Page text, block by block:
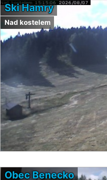
Ski Hamry
Nad kostelem
Obec Benecko